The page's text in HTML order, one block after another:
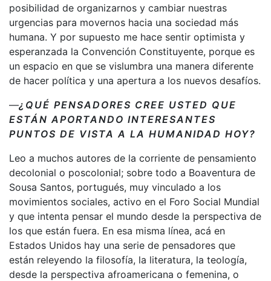
posibilidad de organizarnos y cambiar nuestras
urgencias para movernos hacia una sociedad más
humana. Y por supuesto me hace sentir optimista y
esperanzada la Convención Constituyente, porque es
un espacio en que se vislumbra una manera diferente
de hacer política y una apertura a los nuevos desafíos.
—¿QUÉ PENSADORES CREE USTED QUE
ESTÁN APORTANDO INTERESANTES
PUNTOS DE VISTA A LA HUMANIDAD HOY?
Leo a muchos autores de la corriente de pensamiento
decolonial o poscolonial; sobre todo a Boaventura de
Sousa Santos, portugués, muy vinculado a los
movimientos sociales, activo en el Foro Social Mundial
y que intenta pensar el mundo desde la perspectiva de
los que están fuera. En esa misma línea, acá en
Estados Unidos hay una serie de pensadores que
están releyendo la filosofía, la literatura, la teología,
desde la perspectiva afroamericana o femenina, o